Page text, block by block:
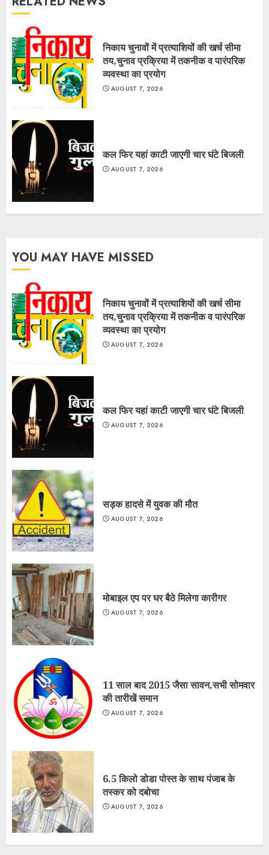
निकाय चुनावों में प्रत्याशियों की खर्च सीमा
तय,चुनाव प्रक्रिया में तकनीक व पारंपरिक
व्यवस्था का प्रयोग
AUGUST 7, 2026
कल फिर यहां काटी जाएगी चार घंटे बिजली
AUGUST 7, 2026
YOU MAY HAVE MISSED
निकाय चुनावों में प्रत्याशियों की खर्च सीमा
तय,चुनाव प्रक्रिया में तकनीक व पारंपरिक
व्यवस्था का प्रयोग
AUGUST 7, 2026
कल फिर यहां काटी जाएगी चार घंटे बिजली
AUGUST 7, 2026
सड़क हादसे में युवक की मौत
AUGUST 7, 2026
मोबाइल एप पर घर बैठे मिलेगा कारीगर
AUGUST 7, 2026
11 साल बाद 2015 जैसा सावन,सभी सोमवार
की तारीखें समान
AUGUST 7, 2026
6.5 किलो डोडा पोस्त के साथ पंजाब के
तस्कर को दबोचा
AUGUST 7, 2026